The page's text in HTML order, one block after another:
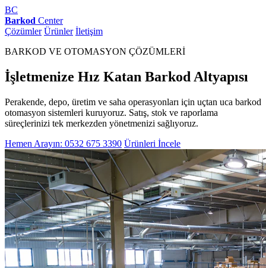
BC
Barkod Center
Çözümler Ürünler İletişim
BARKOD VE OTOMASYON ÇÖZÜMLERİ
İşletmenize Hız Katan Barkod Altyapısı
Perakende, depo, üretim ve saha operasyonları için uçtan uca barkod
otomasyon sistemleri kuruyoruz. Satış, stok ve raporlama
süreçlerinizi tek merkezden yönetmenizi sağlıyoruz.
Hemen Arayın: 0532 675 3390 Ürünleri İncele